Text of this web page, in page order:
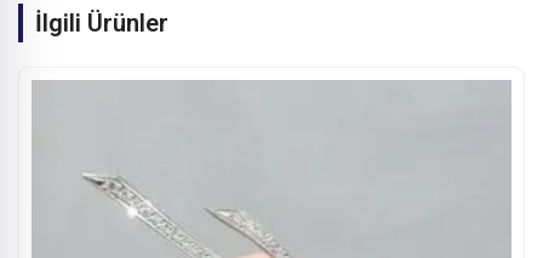
İlgili Ürünler